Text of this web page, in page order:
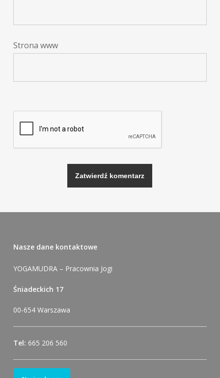
Strona www
Nasze dane kontaktowe
YOGAMUDRA – Pracownia Jogi
Śniadeckich 17
00-654 Warszawa
Tel: 665 206 560